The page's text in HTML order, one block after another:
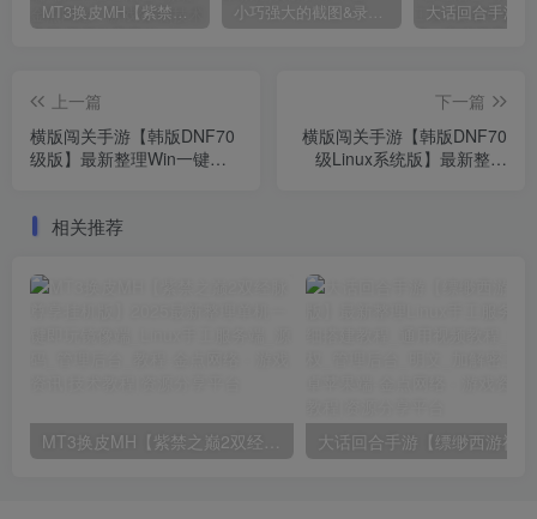
MT3换皮MH【紫禁之巅2双经脉尊享挂机版】2025最新整理单机一键即玩镜像端_Linux手工服务端_源码_管理后台_教程 小巧强大的截图&录屏软件 | FastStone Capture v11.2 中文破解绿色便携版
上一篇
横版闯关手游【韩版DNF70
级版】最新整理Win一键服
频教程
下一篇
横版闯关手游【韩版DNF70
级Linux系统版】最新整理
相关推荐
MT3换皮MH【紫禁之巅2双经脉尊享挂机版】2025最新整理单机一键即玩镜像端_Linux手工服务端_源码_管理后台_教程